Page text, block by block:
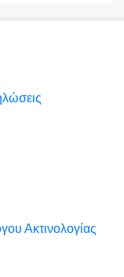
Ακτινολογίας